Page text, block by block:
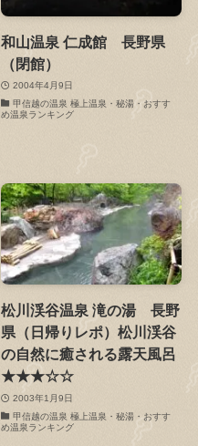
和山温泉 仁成館 長野県
（閉館）
2004年4月9日
甲信越の温泉 極上温泉・秘湯・おすす
め温泉ランキング
松川渓谷温泉 滝の湯 長野
県（日帰りレポ）松川渓谷
の自然に癒される露天風呂
★★★☆☆
2003年1月9日
甲信越の温泉 極上温泉・秘湯・おすす
め温泉ランキング